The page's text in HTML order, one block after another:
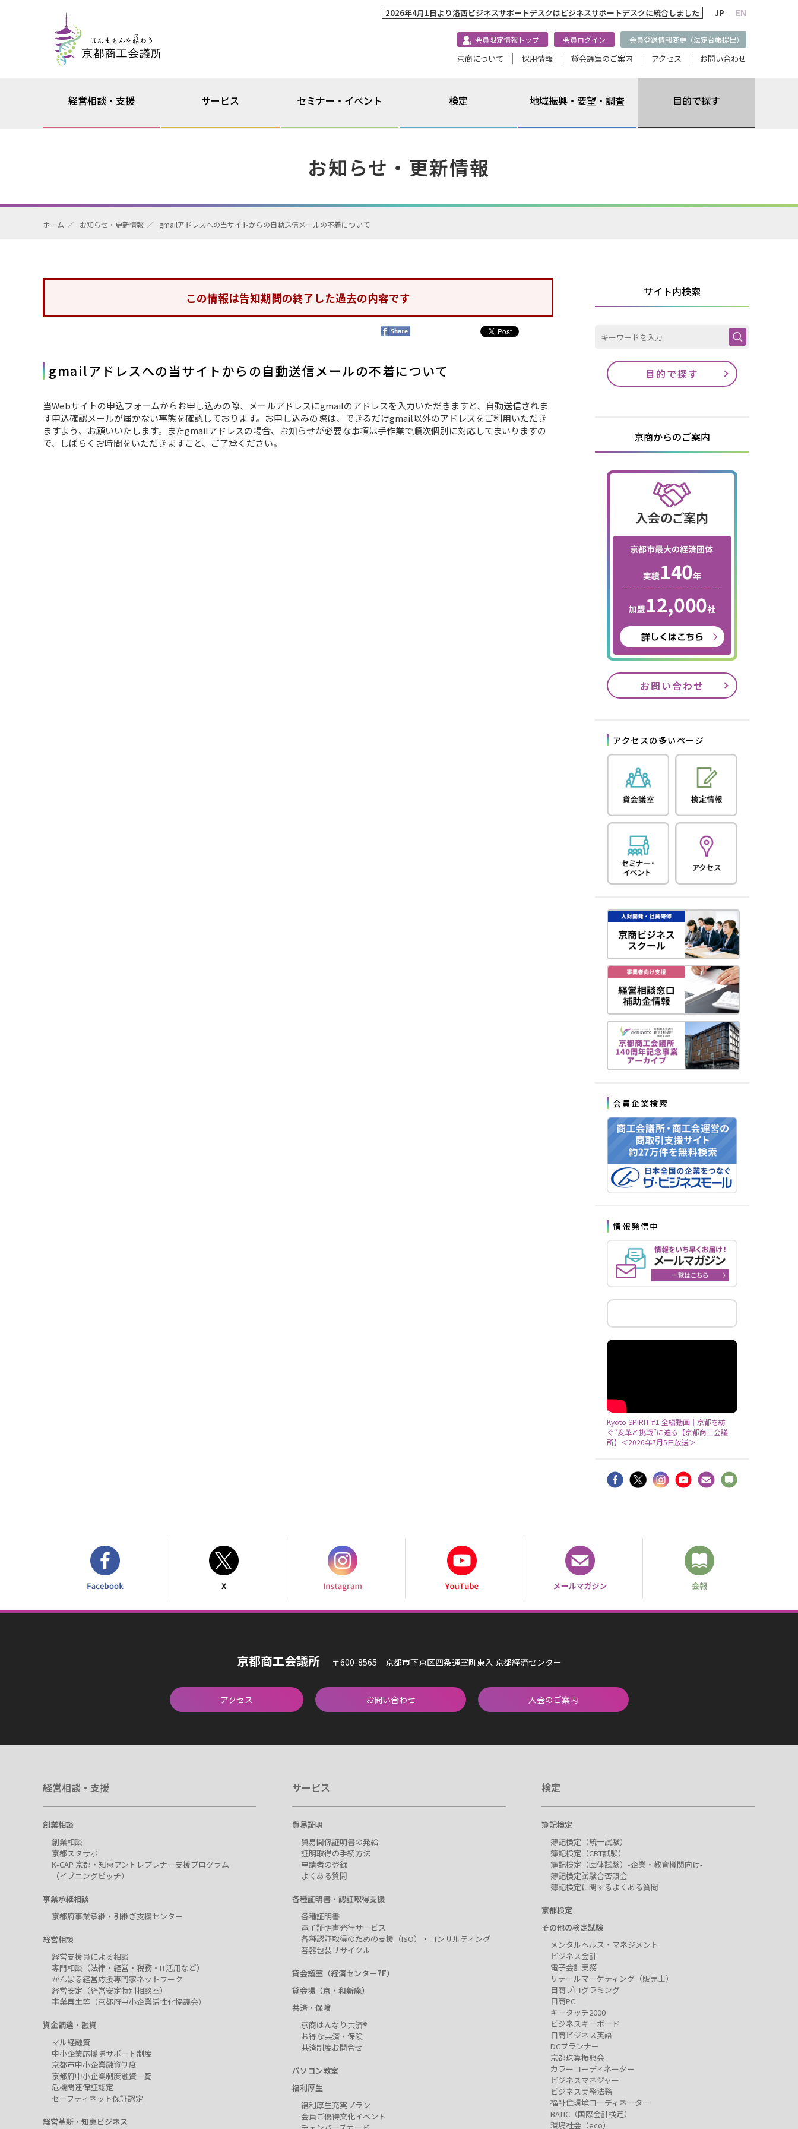
2026年4月1日より洛西ビジネスサポートデスクはビジネスサポートデスクに統合しました JP ｜ EN
会員限定情報トップ 会員ログイン 会員登録情報変更（法定台帳提出）
京商について 採用情報 貸会議室のご案内 アクセス お問い合わせ
経営相談・支援 サービス セミナー・イベント 検定 地域振興・要望・調査 目的で探す
お知らせ・更新情報
ホーム お知らせ・更新情報 gmailアドレスへの当サイトからの自動送信メールの不着について
この情報は告知期間の終了した過去の内容です
gmailアドレスへの当サイトからの自動送信メールの不着について
当Webサイトの申込フォームからお申し込みの際、メールアドレスにgmailのアドレスを入力いただきますと、自動送信されま
す申込確認メールが届かない事態を確認しております。お申し込みの際は、できるだけgmail以外のアドレスをご利用いただき
ますよう、お願いいたします。またgmailアドレスの場合、お知らせが必要な事項は手作業で順次個別に対応してまいりますの
で、しばらくお時間をいただきますこと、ご了承ください。
サイト内検索
目的で探す
京商からのご案内
お問い合わせ
アクセスの多いページ
会員企業検索
情報発信中
Kyoto SPIRIT #1 全編動画｜京都を紡
ぐ“変革と挑戦”に迫る【京都商工会議
所】＜2026年7月5日放送＞
京都商工会議所 〒600-8565 京都市下京区四条通室町東入 京都経済センター
アクセス お問い合わせ 入会のご案内
経営相談・支援
創業相談
創業相談
京都スタサポ
K-CAP 京都・知恵アントレプレナー支援プログラム
（イブニングピッチ）
事業承継相談
京都府事業承継・引継ぎ支援センター
経営相談
経営支援員による相談
専門相談（法律・経営・税務・IT活用など）
がんばる経営応援専門家ネットワーク
経営安定（経営安定特別相談室）
事業再生等（京都府中小企業活性化協議会）
資金調達・融資
マル経融資
中小企業応援隊サポート制度
京都市中小企業融資制度
京都府中小企業制度融資一覧
危機関連保証認定
セーフティネット保証認定
経営革新・知恵ビジネス
サービス
貿易証明
貿易関係証明書の発給
証明取得の手続方法
申請者の登録
よくある質問
各種証明書・認証取得支援
各種証明書
電子証明書発行サービス
各種認証取得のための支援（ISO）・コンサルティング
容器包装リサイクル
貸会議室（経済センター7F）
貸会場（京・和新庵）
共済・保険
京商はんなり共済®
お得な共済・保険
共済制度お問合せ
パソコン教室
福利厚生
福利厚生充実プラン
会員ご優待文化イベント
検定
簿記検定
簿記検定（統一試験）
簿記検定（CBT試験）
簿記検定（団体試験）-企業・教育機関向け-
簿記検定試験合否照会
簿記検定に関するよくある質問
京都検定
その他の検定試験
メンタルヘルス・マネジメント
ビジネス会計
電子会計実務
リテールマーケティング（販売士）
日商プログラミング
日商PC
キータッチ2000
ビジネスキーボード
日商ビジネス英語
DCプランナー
京都珠算振興会
カラーコーディネーター
ビジネスマネジャー
ビジネス実務法務
福祉住環境コーディネーター
BATIC（国際会計検定）
環境社会（eco）